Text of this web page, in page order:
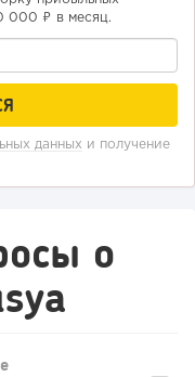
000 ₽ в месяц.
данных и получение
о